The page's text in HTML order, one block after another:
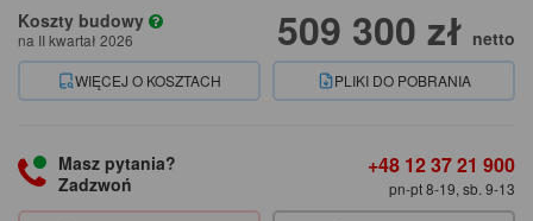
Koszty budowy
na II kwartał 2026 509 300 zł netto
WIĘCEJ O KOSZTACH PLIKI DO POBRANIA
Masz pytania?
Zadzwoń
+48 12 37 21 900
pn-pt 8-19, sb. 9-13